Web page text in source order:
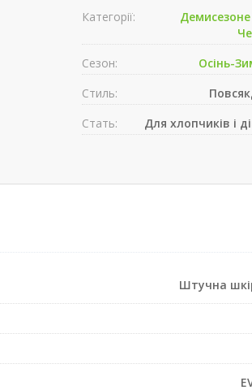
Категорії:
Сезон:
Осінь-
Стиль:
Стать:
Для хлопчиків і
Штучна